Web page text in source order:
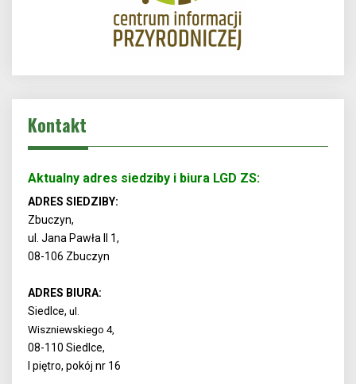
Kontakt
Aktualny adres siedziby i biura LGD ZS:
ADRES SIEDZIBY:
Zbuczyn,
ul. Jana Pawła II 1,
08-106 Zbuczyn
ADRES BIURA:
Siedlce, ul.
Wiszniewskiego 4,
08-110 Siedlce,
I piętro, pokój nr 16